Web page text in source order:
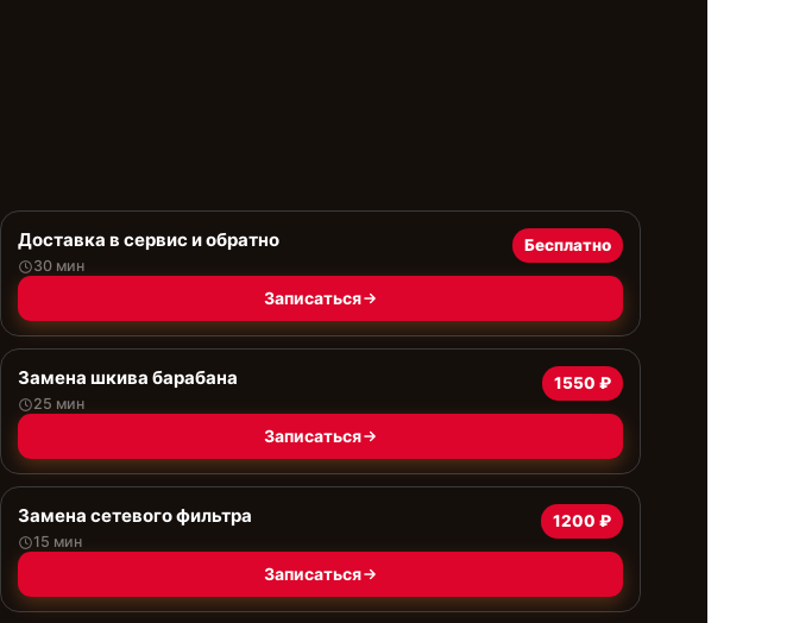
Доставка в сервис и обратно
30 мин
Бесплатно
Записаться
Замена шкива барабана
25 мин
1550 ₽
Записаться
Замена сетевого фильтра
15 мин
1200 ₽
Записаться